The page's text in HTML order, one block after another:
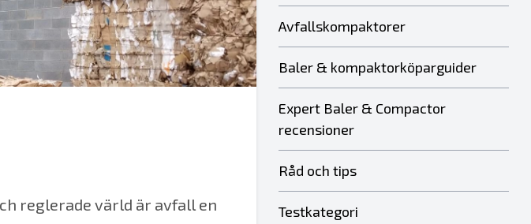
reglerade värld är avfall en
Avfallskompaktorer
Baler & kompaktorköparguider
Expert Baler & Compactor
recensioner
Råd och tips
Testkategori